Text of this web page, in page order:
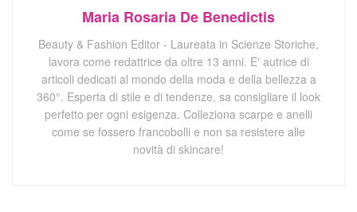
Maria Rosaria De Benedictis
Beauty & Fashion Editor - Laureata in Scienze Storiche,
lavora come redattrice da oltre 13 anni. E' autrice di
articoli dedicati al mondo della moda e della bellezza a
360°. Esperta di stile e di tendenze, sa consigliare il look
perfetto per ogni esigenza. Colleziona scarpe e anelli
come se fossero francobolli e non sa resistere alle
novità di skincare!